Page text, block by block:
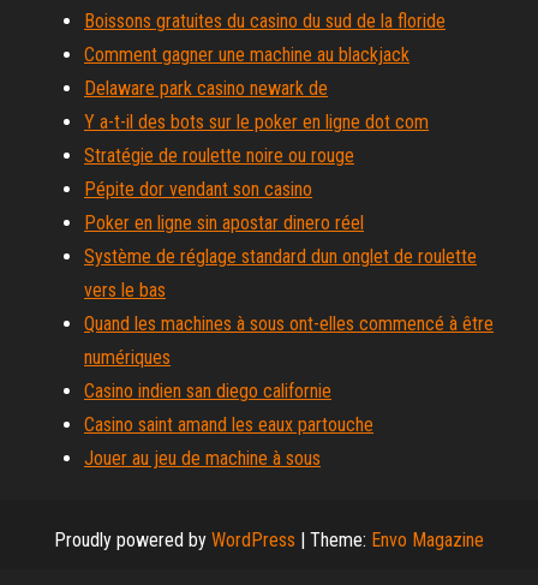
Boissons gratuites du casino du sud de la floride
Comment gagner une machine au blackjack
Delaware park casino newark de
Y a-t-il des bots sur le poker en ligne dot com
Stratégie de roulette noire ou rouge
Pépite dor vendant son casino
Poker en ligne sin apostar dinero réel
Système de réglage standard dun onglet de roulette
vers le bas
Quand les machines à sous ont-elles commencé à être
numériques
Casino indien san diego californie
Casino saint amand les eaux partouche
Jouer au jeu de machine à sous
Proudly powered by WordPress | Theme: Envo Magazine